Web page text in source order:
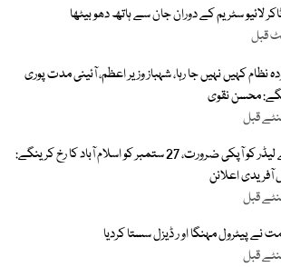
لائیو سٹریم کے دوران جان سے ہاتھ دھو بیٹھا
نظام کہیں نہیں جا رہا، شہباز وزیر اعظم، آئینی مدت پوری
محسن نقوی
آپکے لیڈر کو آپکی ضرورت، 27 ستمبر کو اسلام آباد کا رخ کرینگے:
اعلانن
نے پیٹرول مہنگا او ر ڈیزل سستا کردیا